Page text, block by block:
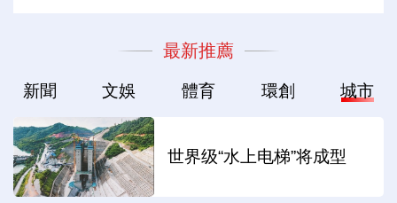
最新推薦
新聞 文娛 體育 環創 城市
世界级“水上电梯”将成型